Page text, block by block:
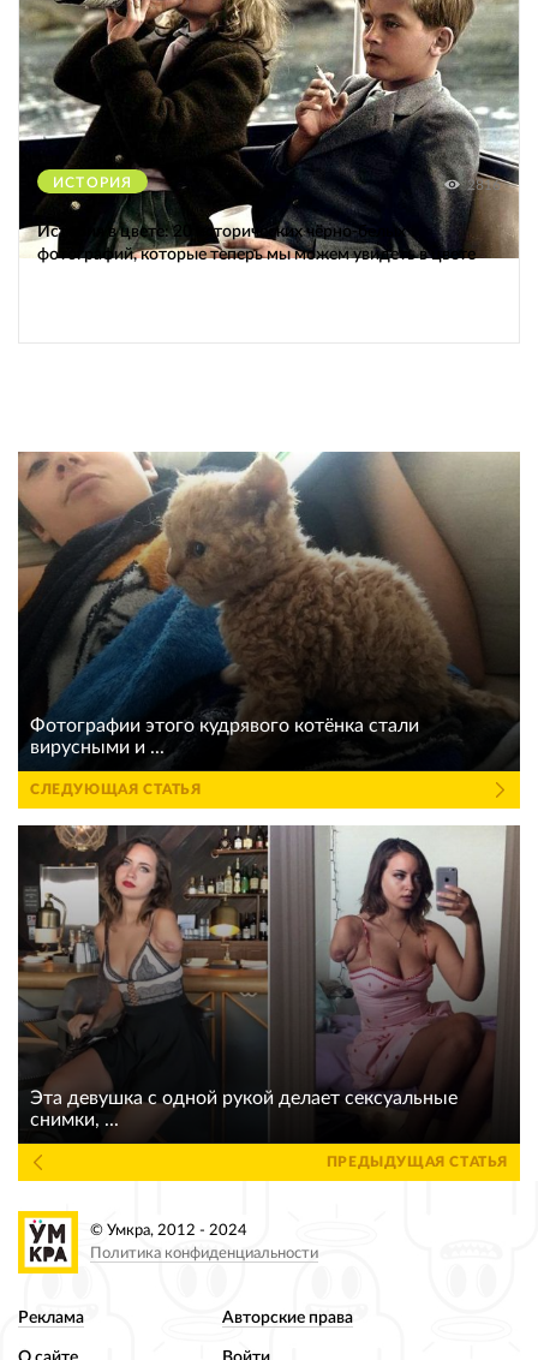
ИСТОРИЯ 2816
История в цвете: 20 исторических чёрно-белых
фотографий, которые теперь мы можем увидеть в цвете
Фотографии этого кудрявого котёнка стали
вирусными и ...
СЛЕДУЮЩАЯ СТАТЬЯ
Эта девушка с одной рукой делает сексуальные
снимки, ...
ПРЕДЫДУЩАЯ СТАТЬЯ
Реклама Авторские права
© Умкра, 2012 - 2024
Политика конфиденциальности